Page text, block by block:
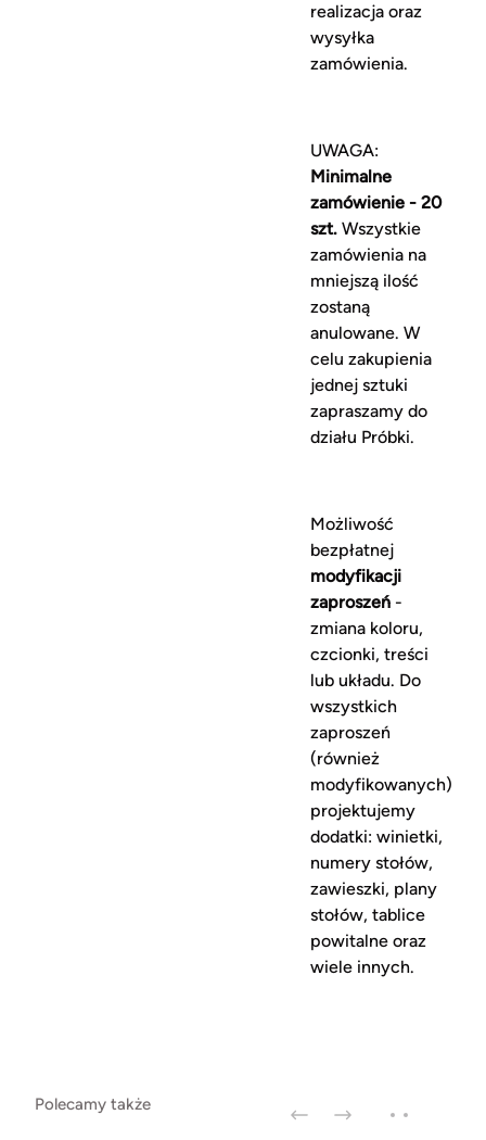
realizacja oraz
wysyłka
zamówienia.
UWAGA:
Minimalne
zamówienie - 20
szt. Wszystkie
zamówienia na
mniejszą ilość
zostaną
anulowane. W
celu zakupienia
jednej sztuki
zapraszamy do
działu Próbki.
Możliwość
bezpłatnej
modyfikacji
zaproszeń -
zmiana koloru,
czcionki, treści
lub układu. Do
wszystkich
zaproszeń
(również
modyfikowanych)
projektujemy
dodatki: winietki,
numery stołów,
zawieszki, plany
stołów, tablice
powitalne oraz
wiele innych.
Polecamy także